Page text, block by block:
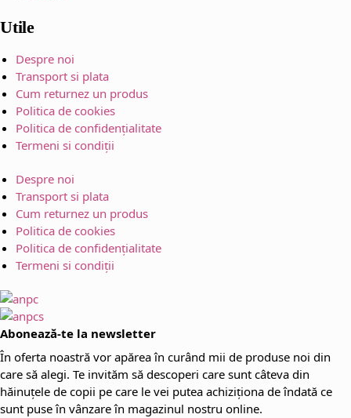
Utile
Despre noi
Transport si plata
Cum returnez un produs
Politica de cookies
Politica de confidențialitate
Termeni si condiții
Despre noi
Transport si plata
Cum returnez un produs
Politica de cookies
Politica de confidențialitate
Termeni si condiții
Abonează-te la newsletter
În oferta noastră vor apărea în curând mii de produse noi din
care să alegi. Te invităm să descoperi care sunt câteva din
hăinuțele de copii pe care le vei putea achiziționa de îndată ce
sunt puse în vânzare în magazinul nostru online.